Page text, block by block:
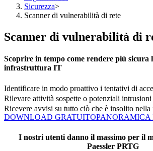
Sicurezza>
Scanner di vulnerabilità di rete
Scanner di vulnerabilità di
Scoprire in tempo come rendere più sicura
infrastruttura IT
Identificare in modo proattivo i tentativi di
Rilevare attività sospette o potenziali intrusioni
Ricevere avvisi su tutto ciò che è insolito nella
DOWNLOAD GRATUITOPANORAMICA
I nostri utenti danno il massimo per il
Paessler PRTG